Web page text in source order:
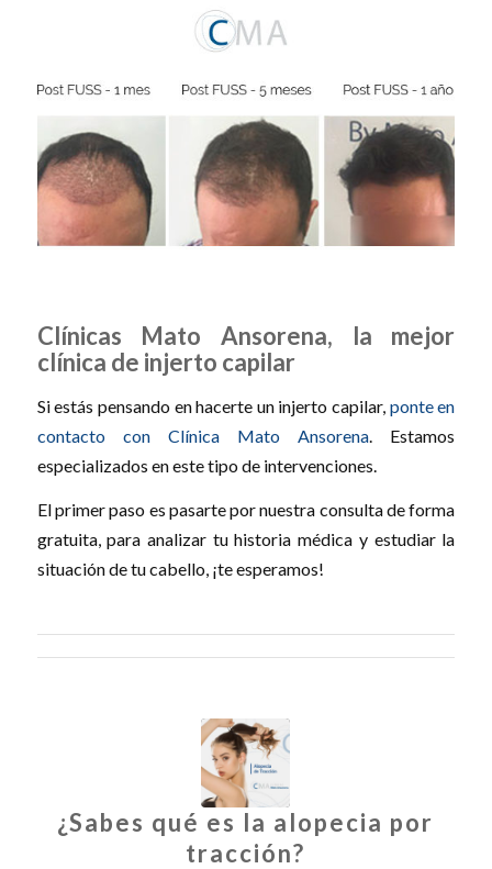
Clínicas Mato Ansorena, la mejor
clínica de injerto capilar
Si estás pensando en hacerte un injerto capilar, ponte en
contacto con Clínica Mato Ansorena . Estamos
especializados en este tipo de intervenciones.
El primer paso es pasarte por nuestra consulta de forma
gratuita, para analizar tu historia médica y estudiar la
situación de tu cabello, ¡te esperamos!
¿Sabes qué es la alopecia por
tracción?